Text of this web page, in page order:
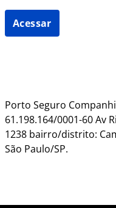
Acessar
Porto Seguro
61.198.164/0001-60 Av
1238 bairro/distrito:
São Paulo/SP.